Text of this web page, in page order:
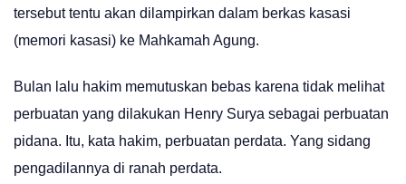
tersebut tentu akan dilampirkan dalam berkas kasasi
(memori kasasi) ke Mahkamah Agung.
Bulan lalu hakim memutuskan bebas karena tidak melihat
perbuatan yang dilakukan Henry Surya sebagai perbuatan
pidana. Itu, kata hakim, perbuatan perdata. Yang sidang
pengadilannya di ranah perdata.